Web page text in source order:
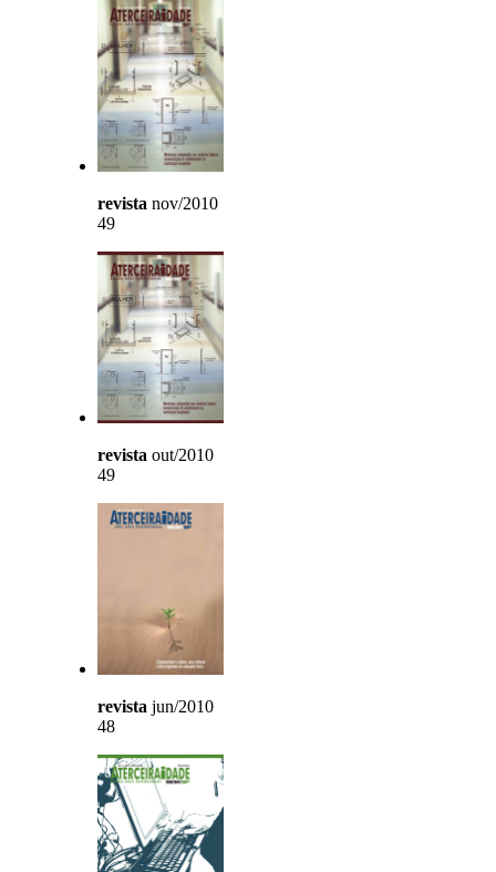
revista nov/2010
49
revista out/2010
49
revista jun/2010
48